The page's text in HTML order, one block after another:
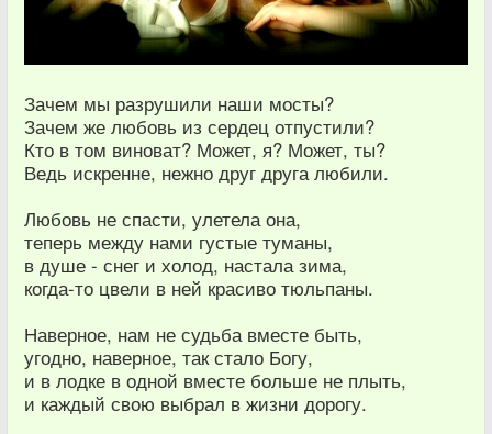
Зачем мы разрушили наши мосты?
Зачем же любовь из сердец отпустили?
Кто в том виноват? Может, я? Может, ты?
Ведь искренне, нежно друг друга любили.
Любовь не спасти, улетела она,
теперь между нами густые туманы,
в душе - снег и холод, настала зима,
когда-то цвели в ней красиво тюльпаны.
Наверное, нам не судьба вместе быть,
угодно, наверное, так стало Богу,
и в лодке в одной вместе больше не плыть,
и каждый свою выбрал в жизни дорогу.